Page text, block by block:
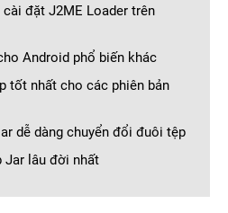
đặt J2ME Loader trên
Android phổ biến khác
tốt nhất cho các phiên bản
dễ dàng chuyển đổi đuôi tệp
Jar lâu đời nhất